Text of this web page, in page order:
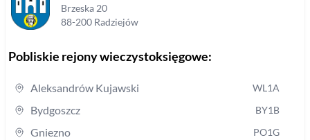
Brzeska 20
88-200 Radziejów
Pobliskie rejony wieczystoksięgowe:
Aleksandrów Kujawski WL1A
Bydgoszcz BY1B
Gniezno PO1G